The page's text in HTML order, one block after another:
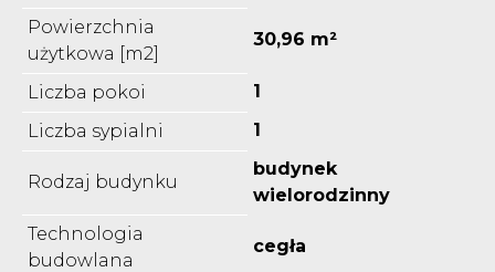
Powierzchnia
użytkowa [m2]
30,96 m²
Liczba pokoi
1
Liczba sypialni
1
Rodzaj budynku
budynek
wielorodzinny
Technologia
budowlana
cegła